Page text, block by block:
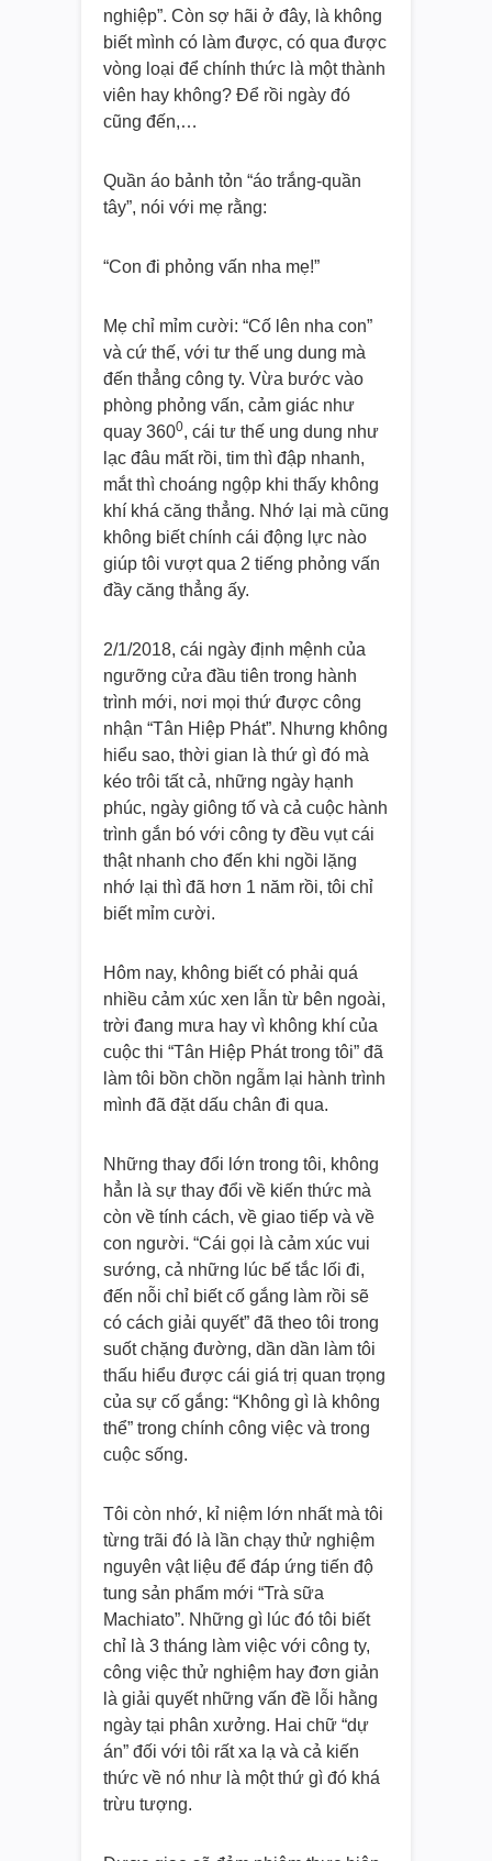
nghiệp”. Còn sợ hãi ở đây, là không
biết mình có làm được, có qua được
vòng loại để chính thức là một thành
viên hay không? Để rồi ngày đó
cũng đến,…
Quần áo bảnh tỏn “áo trắng-quần
tây”, nói với mẹ rằng:
“Con đi phỏng vấn nha mẹ!”
Mẹ chỉ mỉm cười: “Cố lên nha con”
và cứ thế, với tư thế ung dung mà
đến thẳng công ty. Vừa bước vào
phòng phỏng vấn, cảm giác như
quay 3600, cái tư thế ung dung như
lạc đâu mất rồi, tim thì đập nhanh,
mắt thì choáng ngộp khi thấy không
khí khá căng thẳng. Nhớ lại mà cũng
không biết chính cái động lực nào
giúp tôi vượt qua 2 tiếng phỏng vấn
đầy căng thẳng ấy.
2/1/2018, cái ngày định mệnh của
ngưỡng cửa đầu tiên trong hành
trình mới, nơi mọi thứ được công
nhận “Tân Hiệp Phát”. Nhưng không
hiểu sao, thời gian là thứ gì đó mà
kéo trôi tất cả, những ngày hạnh
phúc, ngày giông tố và cả cuộc hành
trình gắn bó với công ty đều vụt cái
thật nhanh cho đến khi ngồi lặng
nhớ lại thì đã hơn 1 năm rồi, tôi chỉ
biết mỉm cười.
Hôm nay, không biết có phải quá
nhiều cảm xúc xen lẫn từ bên ngoài,
trời đang mưa hay vì không khí của
cuộc thi “Tân Hiệp Phát trong tôi” đã
làm tôi bồn chồn ngẫm lại hành trình
mình đã đặt dấu chân đi qua.
Những thay đổi lớn trong tôi, không
hẳn là sự thay đổi về kiến thức mà
còn về tính cách, về giao tiếp và về
con người. “Cái gọi là cảm xúc vui
sướng, cả những lúc bế tắc lối đi,
đến nỗi chỉ biết cố gắng làm rồi sẽ
có cách giải quyết” đã theo tôi trong
suốt chặng đường, dần dần làm tôi
thấu hiểu được cái giá trị quan trọng
của sự cố gắng: “Không gì là không
thể” trong chính công việc và trong
cuộc sống.
Tôi còn nhớ, kỉ niệm lớn nhất mà tôi
từng trãi đó là lần chạy thử nghiệm
nguyên vật liệu để đáp ứng tiến độ
tung sản phẩm mới “Trà sữa
Machiato”. Những gì lúc đó tôi biết
chỉ là 3 tháng làm việc với công ty,
công việc thử nghiệm hay đơn giản
là giải quyết những vấn đề lỗi hằng
ngày tại phân xưởng. Hai chữ “dự
án” đối với tôi rất xa lạ và cả kiến
thức về nó như là một thứ gì đó khá
trừu tượng.